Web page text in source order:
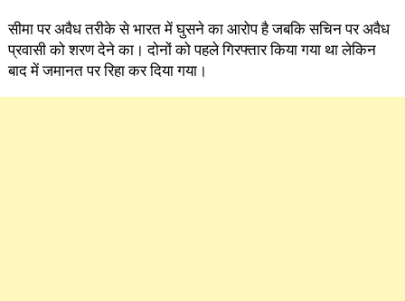
सीमा पर अवैध तरीके से भारत में घुसने का आरोप है जबकि सचिन पर अवैध
प्रवासी को शरण देने का। दोनों को पहले गिरफ्तार किया गया था लेकिन
बाद में जमानत पर रिहा कर दिया गया।